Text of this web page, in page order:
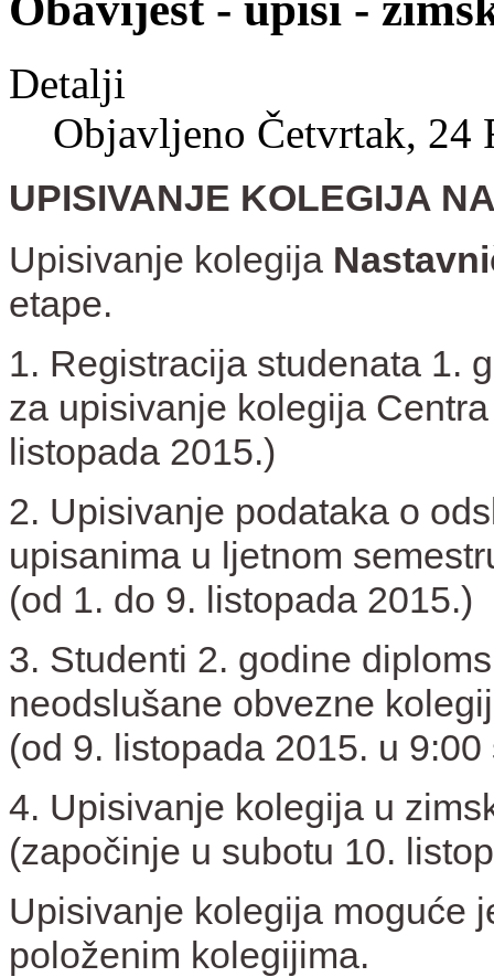
Detalji
Objavljeno Četvrtak, 24
UPISIVANJE KOLEGIJA
Upisivanje kolegija
etape.
1. Registracija studenata 1.
za upisivanje kolegija
listopada 2015.)
2. Upisivanje podataka o
upisanima u ljetnom
(od 1. do 9. listopada 2015.)
3. Studenti 2. godine
neodslušane obvezne
(od 9. listopada 2015. u
4. Upisivanje kolegija u
(započinje u subotu 10.
Upisivanje kolegija moguće
položenim kolegijima.